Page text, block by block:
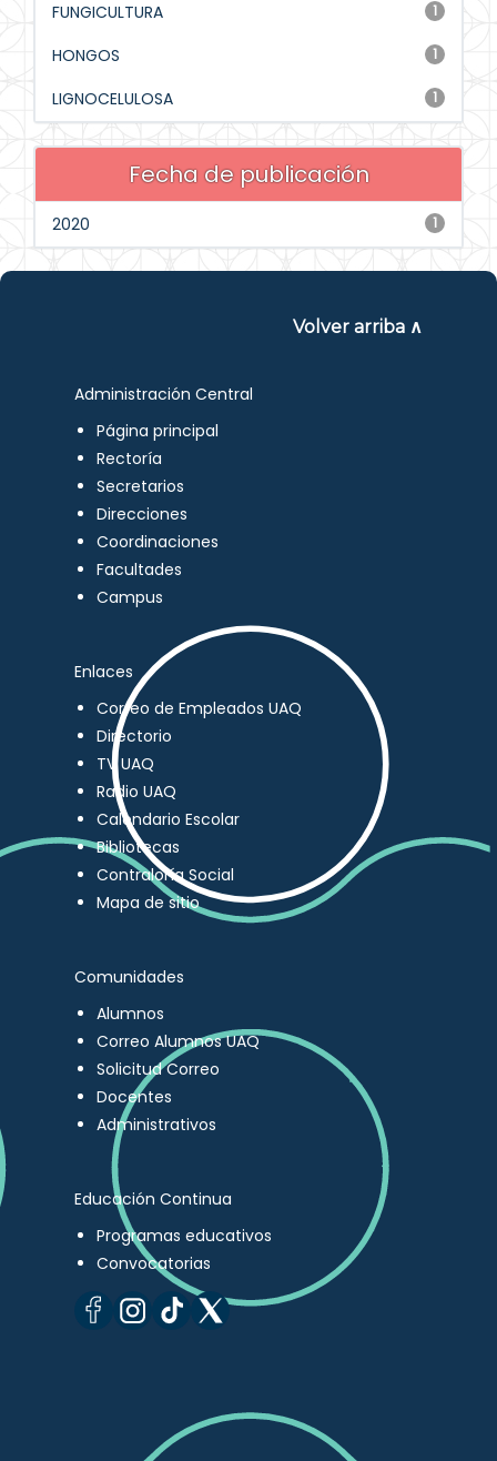
1
FUNGICULTURA
1
HONGOS
1
LIGNOCELULOSA
Fecha de publicación
1
2020
Volver arriba ∧
Administración Central
Página principal
Rectoría
Secretarios
Direcciones
Coordinaciones
Facultades
Campus
Enlaces
Correo de Empleados UAQ
Directorio
TV UAQ
Radio UAQ
Calendario Escolar
Bibliotecas
Contraloría Social
Mapa de sitio
Comunidades
Alumnos
Correo Alumnos UAQ
Solicitud Correo
Docentes
Administrativos
Educación Continua
Programas educativos
Convocatorias